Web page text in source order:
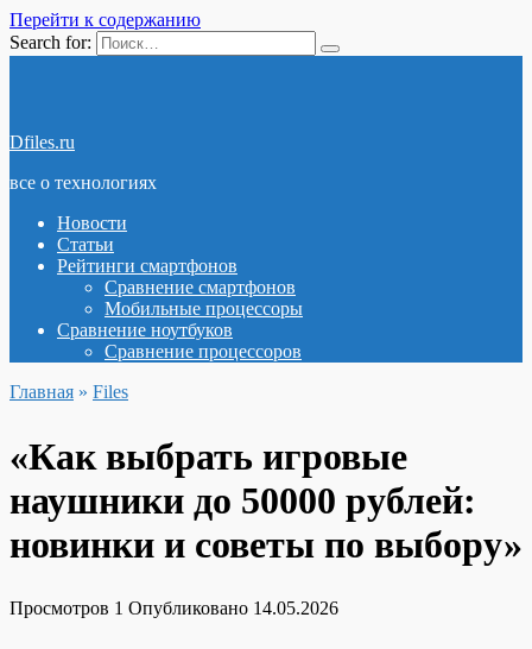
Перейти к содержанию
Search for:
Dfiles.ru
все о технологиях
Новости
Статьи
Рейтинги смартфонов
Сравнение смартфонов
Мобильные процессоры
Сравнение ноутбуков
Сравнение процессоров
Главная » Files
«Как выбрать игровые
наушники до 50000 рублей:
новинки и советы по выбору»
Просмотров 1 Опубликовано 14.05.2026